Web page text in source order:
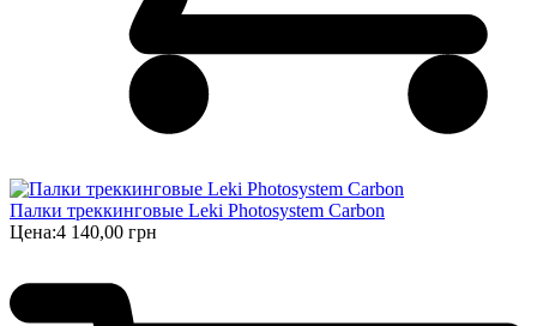
Палки треккинговые Leki Photosystem Carbon
Цена:4 140,00 грн